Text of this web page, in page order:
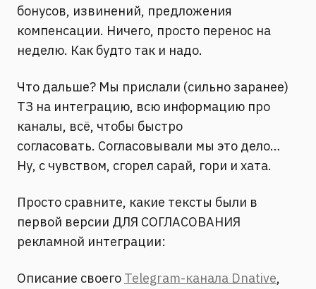
бонусов, извинений, предложения
компенсации. Ничего, просто перенос на
неделю. Как будто так и надо.
Что дальше? Мы прислали (сильно заранее)
ТЗ на интеграцию, всю информацию про
каналы, всё, чтобы быстро
согласовать. Согласовывали мы это дело…
Ну, с чувством, сгорел сарай, гори и хата.
Просто сравните, какие тексты были в
первой версии ДЛЯ СОГЛАСОВАНИЯ
рекламной интеграции:
Описание своего Telegram-канала Dnative,